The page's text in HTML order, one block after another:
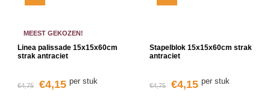
MEEST GEKOZEN!
Linea palissade 15x15x60cm
strak antraciet
€4,75 €4,15 per stuk
Stapelblok 15x15x60cm strak
antraciet
€4,75 €4,15 per stuk